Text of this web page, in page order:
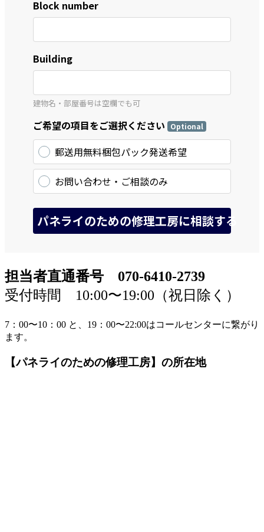
担当者直通番号 070-6410-2739
受付時間 10:00〜19:00（祝日除く）
7：00〜10：00 と、19：00〜22:00はコールセンターに繋がり
ます。
【パネライのための修理工房】の所在地